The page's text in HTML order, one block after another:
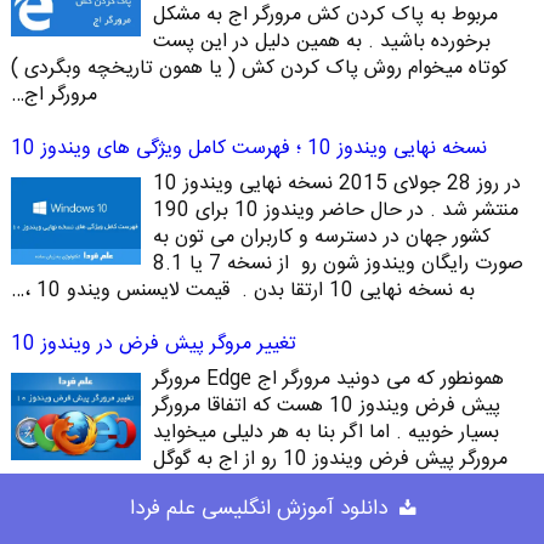
مربوط به پاک کردن کش مرورگر اج به مشکل
برخورده باشید . به همین دلیل در این پست
کوتاه میخوام روش پاک کردن کش ( یا همون تاریخچه وبگردی )
مرورگر اج…
نسخه نهایی ویندوز 10 ؛ فهرست کامل ویژگی های ویندوز 10
در روز 28 جولای 2015 نسخه نهایی ویندوز 10
منتشر شد . در حال حاضر ویندوز 10 برای 190
کشور جهان در دسترسه و کاربران می تون به
صورت رایگان ویندوز شون رو از نسخه 7 یا 8.1
به نسخه نهایی 10 ارتقا بدن . قیمت لایسنس ویندو 10 ،…
تغییر مروگر پیش فرض در ویندوز 10
همونطور که می دونید مرورگر اج Edge مرورگر
پیش فرض ویندوز 10 هست که اتفاقا مرورگر
بسیار خوبیه . اما اگر بنا به هر دلیلی میخواید
مرورگر پیش فرض ویندوز 10 رو از اج به گوگل
محیط تنظیمات نسخه…دانلود آموزش انگلیسی علم فردا